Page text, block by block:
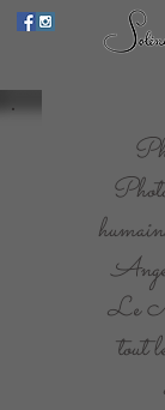
Le
tout